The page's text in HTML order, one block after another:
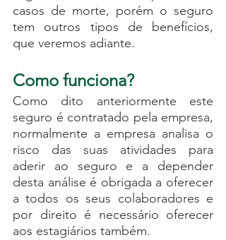
casos de morte, porém o seguro
tem outros tipos de benefícios,
que veremos adiante.
Como funciona?
Como dito anteriormente este
seguro é contratado pela empresa,
normalmente a empresa analisa o
risco das suas atividades para
aderir ao seguro e a depender
desta análise é obrigada a oferecer
a todos os seus colaboradores e
por direito é necessário oferecer
aos estagiários também.